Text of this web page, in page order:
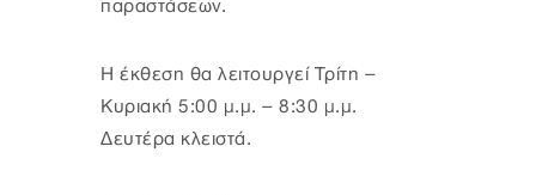
παραστάσεων.
Η έκθεση θα λειτουργεί Τρίτη –
Κυριακή 5:00 μ.μ. – 8:30 μ.μ.
Δευτέρα κλειστά.